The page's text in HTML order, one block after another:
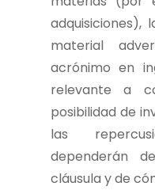
adquisiciones),
material
acrónimo en
relevante a
posibilidad de
las
dependerán
cláusula y de